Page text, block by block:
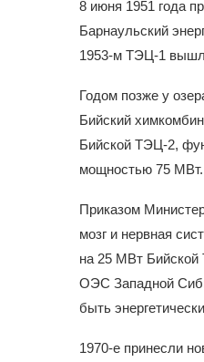
8 июня 1951 года
Барнаульский
1953-м ТЭЦ-1
Годом позже у
Бийский
Бийской ТЭЦ-2,
мощностью 75 МВт.
Приказом
мозг и нервная
на 25 МВт Бийской
ОЭС Западной
быть
1970-е принесли